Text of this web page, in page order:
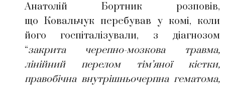
Анатолій Бортник розповів,
що Ковальчук перебував у комі, коли
його госпіталізували, з діагнозом
“закрита черепно-мозкова травма,
лінійний перелом тім’яної кістки,
правобічна внутрішньочерпна гематома,